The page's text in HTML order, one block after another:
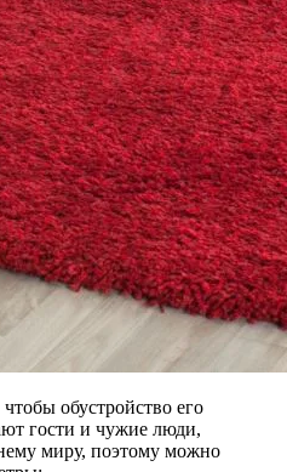
обустройство его
гости и чужие люди,
миру, поэтому можно